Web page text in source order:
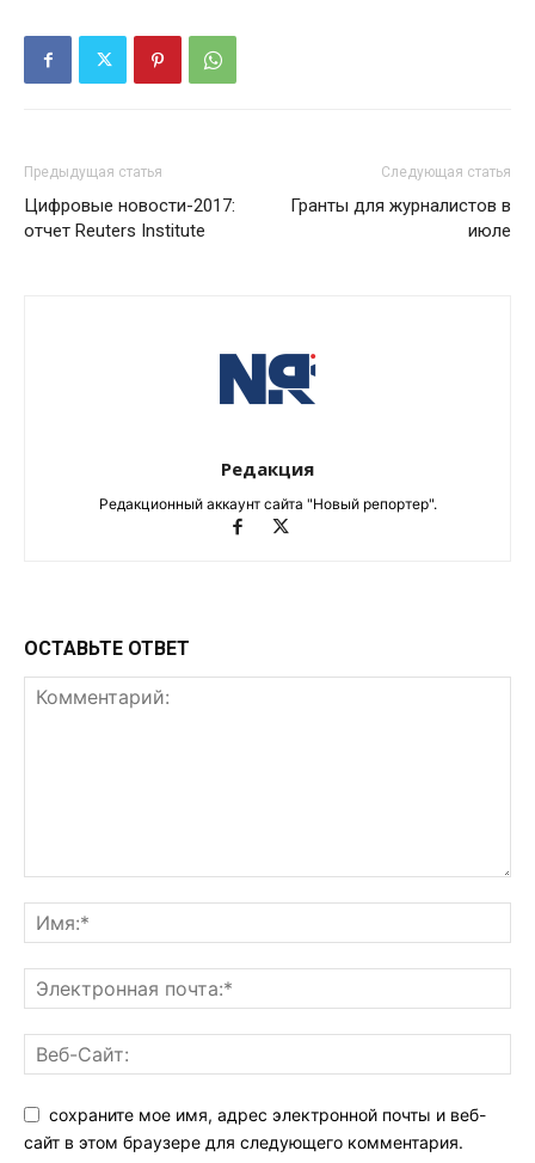
Предыдущая статья
Цифровые новости-2017:
отчет Reuters Institute
Следующая статья
Гранты для журналистов в
июле
Редакция
Редакционный аккаунт сайта "Новый репортер".
ОСТАВЬТЕ ОТВЕТ
сохраните мое имя, адрес электронной почты и веб-
сайт в этом браузере для следующего комментария.